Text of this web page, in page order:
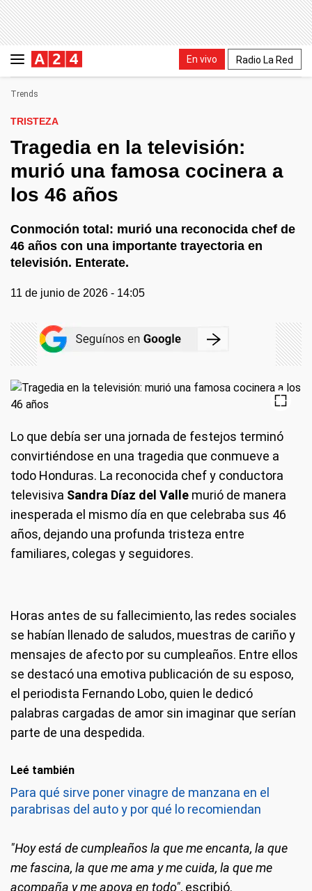
En vivo Radio La Red
Trends
TRISTEZA
Tragedia en la televisión:
murió una famosa cocinera a
los 46 años
Conmoción total: murió una reconocida chef de
46 años con una importante trayectoria en
televisión. Enterate.
11 de junio de 2026 - 14:05
Lo que debía ser una jornada de festejos terminó
convirtiéndose en una tragedia que conmueve a
todo Honduras. La reconocida chef y conductora
televisiva Sandra Díaz del Valle murió de manera
inesperada el mismo día en que celebraba sus 46
años, dejando una profunda tristeza entre
familiares, colegas y seguidores.
Horas antes de su fallecimiento, las redes sociales
se habían llenado de saludos, muestras de cariño y
mensajes de afecto por su cumpleaños. Entre ellos
se destacó una emotiva publicación de su esposo,
el periodista Fernando Lobo, quien le dedicó
palabras cargadas de amor sin imaginar que serían
parte de una despedida.
Leé también
Para qué sirve poner vinagre de manzana en el
parabrisas del auto y por qué lo recomiendan
"Hoy está de cumpleaños la que me encanta, la que
me fascina, la que me ama y me cuida, la que me
acompaña y me apoya en todo", escribió.